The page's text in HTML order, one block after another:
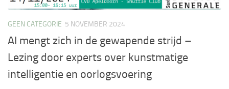
GEEN CATEGORIE 5 NOVEMBER 2024
AI mengt zich in de gewapende strijd –
Lezing door experts over kunstmatige
intelligentie en oorlogsvoering